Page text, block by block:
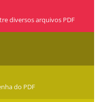
diversos arquivos PDF
do PDF